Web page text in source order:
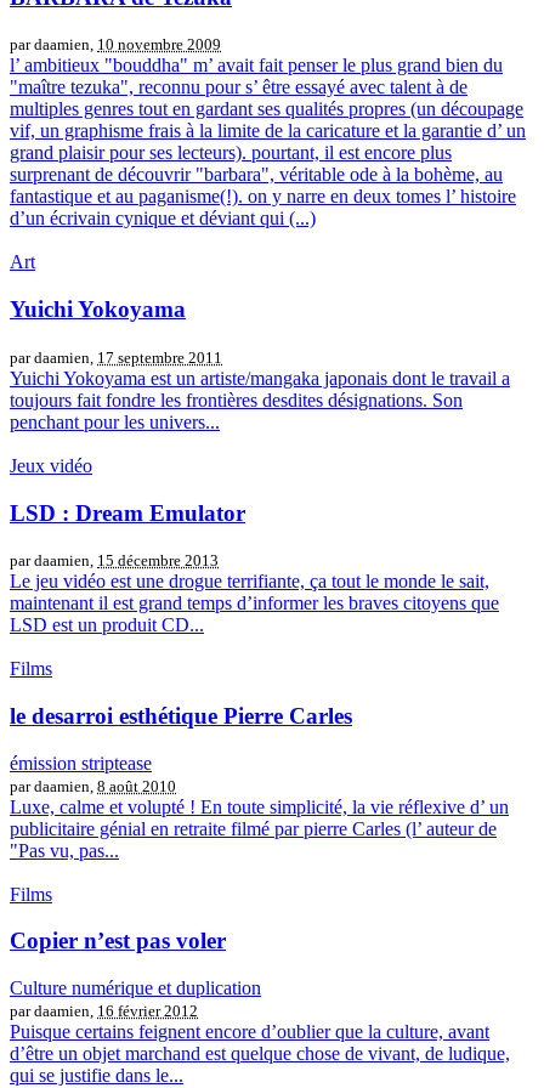
par daamien, 10 novembre 2009
l’ ambitieux "bouddha" m’ avait fait penser le plus grand bien du
"maître tezuka", reconnu pour s’ être essayé avec talent à de
multiples genres tout en gardant ses qualités propres (un découpage
vif, un graphisme frais à la limite de la caricature et la garantie d’ un
grand plaisir pour ses lecteurs). pourtant, il est encore plus
surprenant de découvrir "barbara", véritable ode à la bohème, au
fantastique et au paganisme(!). on y narre en deux tomes l’ histoire
d’un écrivain cynique et déviant qui (...)
Art
Yuichi Yokoyama
par daamien, 17 septembre 2011
Yuichi Yokoyama est un artiste/mangaka japonais dont le travail a
toujours fait fondre les frontières desdites désignations. Son
penchant pour les univers...
Jeux vidéo
LSD : Dream Emulator
par daamien, 15 décembre 2013
Le jeu vidéo est une drogue terrifiante, ça tout le monde le sait,
maintenant il est grand temps d’informer les braves citoyens que
LSD est un produit CD...
Films
le desarroi esthétique Pierre Carles
émission striptease
par daamien, 8 août 2010
Luxe, calme et volupté ! En toute simplicité, la vie réflexive d’ un
publicitaire génial en retraite filmé par pierre Carles (l’ auteur de
"Pas vu, pas...
Films
Copier n’est pas voler
Culture numérique et duplication
par daamien, 16 février 2012
Puisque certains feignent encore d’oublier que la culture, avant
d’être un objet marchand est quelque chose de vivant, de ludique,
qui se justifie dans le...